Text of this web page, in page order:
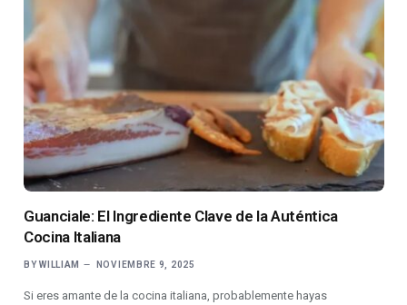
Guanciale: El Ingrediente Clave de la Auténtica
Cocina Italiana
BY WILLIAM NOVIEMBRE 9, 2025
Si eres amante de la cocina italiana, probablemente hayas